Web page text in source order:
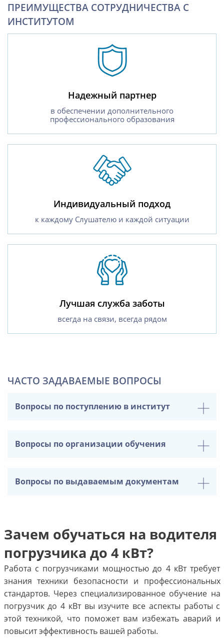
ПРЕИМУЩЕСТВА СОТРУДНИЧЕСТВА С
ИНСТИТУТОМ
Надежный партнер
в обеспечении дополнительного
профессионального образования
Индивидуальный подход
к каждому Слушателю и каждой ситуации
Лучшая служба заботы
всегда на связи, всегда рядом
ЧАСТО ЗАДАВАЕМЫЕ ВОПРОСЫ
Вопросы по поступлению в институт
Вопросы по организации обучения
Вопросы по выдаваемым документам
Зачем обучаться на водителя
погрузчика до 4 кВт?
Работа с погрузчиками мощностью до 4 кВт требует
знания техники безопасности и профессиональных
стандартов. Через специализированное обучение на
погрузчик до 4 кВт вы изучите все аспекты работы с
этой техникой, что поможет вам избежать аварий и
повысит эффективность вашей работы.